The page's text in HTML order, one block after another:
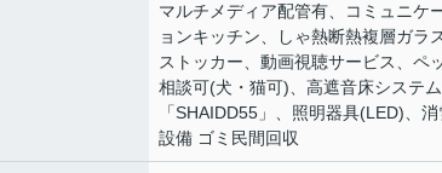
マルチメディア配管有、コミュニケ
ョンキッチン、しゃ熱断熱複層ガラ
ストッカー、動画視聴サービス、ペ
相談可(犬・猫可)、高遮音床システム
「SHAIDD55」、照明器具(LED)、消
設備 ゴミ民間回収